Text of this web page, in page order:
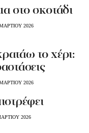
στο σκοτάδι
2026
το χέρι:
2026
2026